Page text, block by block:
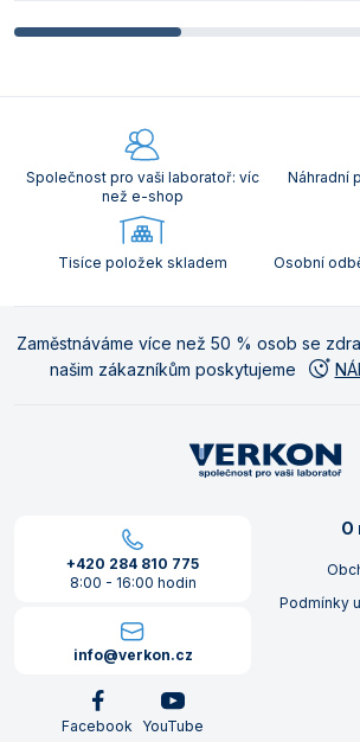
Společnost pro vaši laboratoř: víc
než e-shop
Náhradní
Tisíce položek skladem Osobní
Zaměstnáváme více než 50 % osob se
našim zákazníkům poskytujeme
+420 284 810 775
8:00 - 16:00 hodin
info@verkon.cz
Facebook YouTube
O
Podmínky